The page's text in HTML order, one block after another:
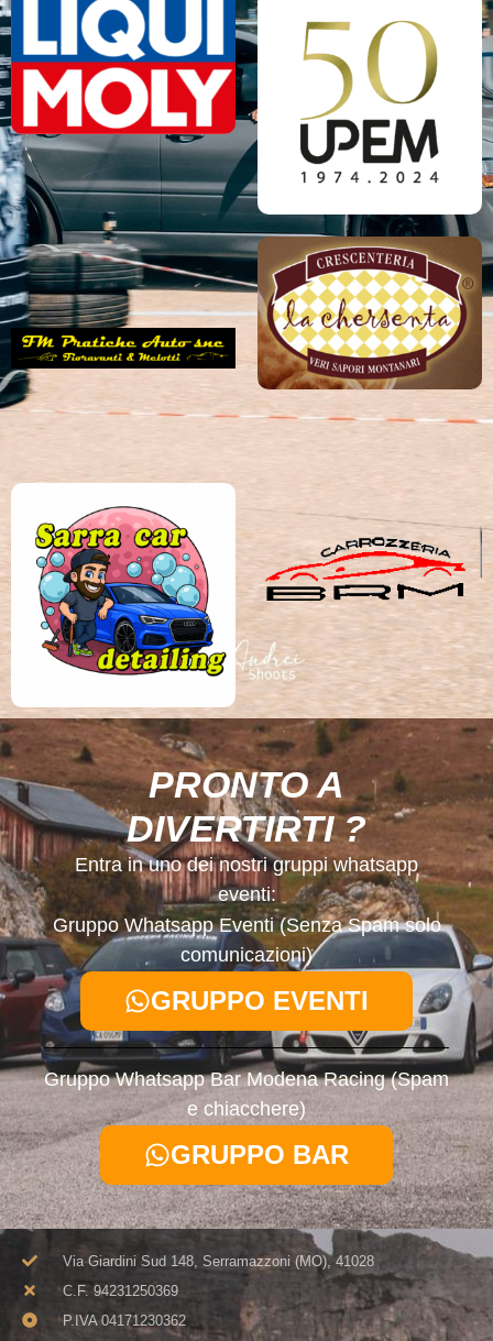
PRONTO A
DIVERTIRTI ?
Entra in uno dei nostri gruppi whatsapp
eventi:
Gruppo Whatsapp Eventi (Senza Spam solo
comunicazioni)
GRUPPO EVENTI
Gruppo Whatsapp Bar Modena Racing (Spam
e chiacchere)
GRUPPO BAR
Via Giardini Sud 148, Serramazzoni (MO), 41028
C.F. 94231250369​
P.IVA 04171230362​